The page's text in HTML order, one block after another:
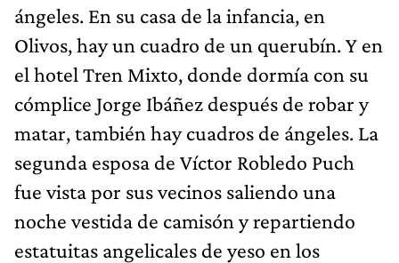
ángeles. En su casa de la infancia, en
Olivos, hay un cuadro de un querubín. Y en
el hotel Tren Mixto, donde dormía con su
cómplice Jorge Ibáñez después de robar y
matar, también hay cuadros de ángeles. La
segunda esposa de Víctor Robledo Puch
fue vista por sus vecinos saliendo una
noche vestida de camisón y repartiendo
estatuitas angelicales de yeso en los